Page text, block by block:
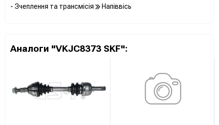
- Зчеплення та трансмісія
Напіввісь
Аналоги "VKJC8373 SKF":